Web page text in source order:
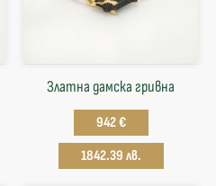
Златна дамска гривна
942 €
1842.39 лв.